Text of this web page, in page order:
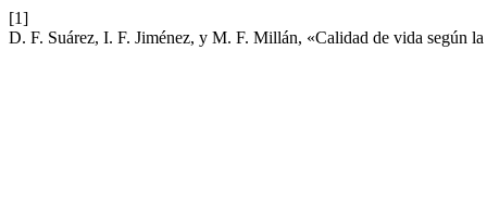
[1]
D. F. Suárez, I. F. Jiménez, y M. F. Millán, «Calidad de vida según